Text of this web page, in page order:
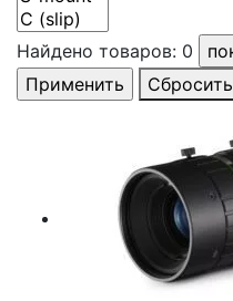
Найдено товаров: 0
Сбросить